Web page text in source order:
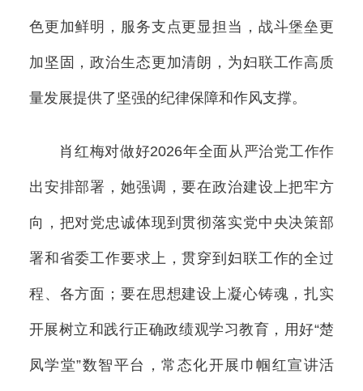
色更加鲜明，服务支点更显担当，战斗堡垒更
加坚固，政治生态更加清朗，为妇联工作高质
量发展提供了坚强的纪律保障和作风支撑。
肖红梅对做好2026年全面从严治党工作作
出安排部署，她强调，要在政治建设上把牢方
向，把对党忠诚体现到贯彻落实党中央决策部
署和省委工作要求上，贯穿到妇联工作的全过
程、各方面；要在思想建设上凝心铸魂，扎实
开展树立和践行正确政绩观学习教育，用好“楚
凤学堂”数智平台，常态化开展巾帼红宣讲活